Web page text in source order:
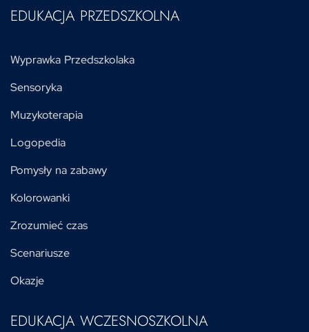
EDUKACJA PRZEDSZKOLNA
Wyprawka Przedszkolaka
Sensoryka
Muzykoterapia
Logopedia
Pomysły na zabawy
Kolorowanki
Zrozumieć czas
Scenariusze
Okazje
EDUKACJA WCZESNOSZKOLNA